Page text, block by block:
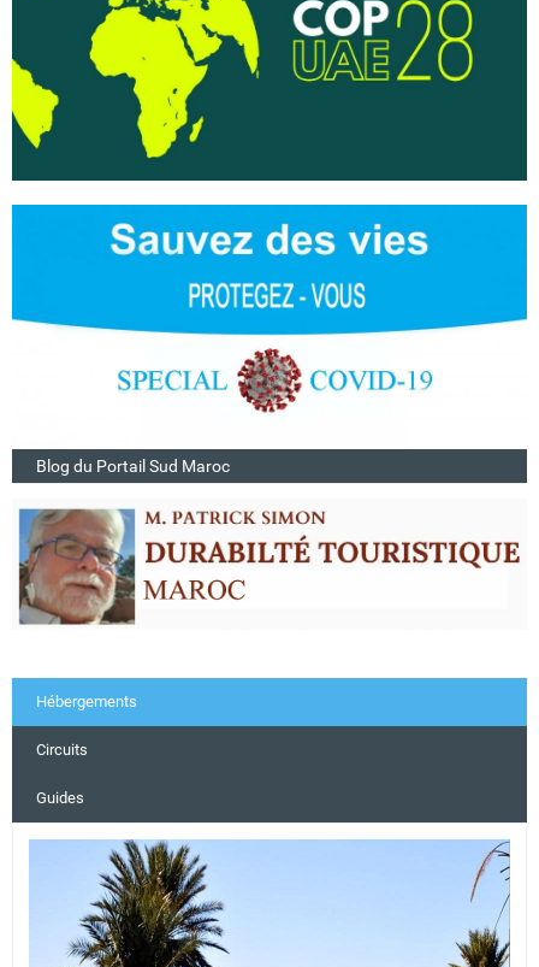
Blog du Portail Sud Maroc
Hébergements
Circuits
Guides